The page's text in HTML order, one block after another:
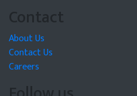
Contact
About Us
Contact Us
Careers